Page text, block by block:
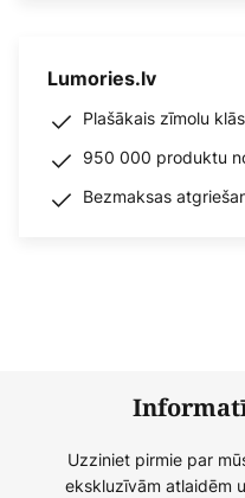
Lumories.lv
Plašākais zīmolu
950 000 produktu
Bezmaksas
Uzziniet pirmie par
ekskluzīvām atlaidēm